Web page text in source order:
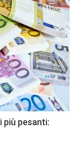
più pesanti: